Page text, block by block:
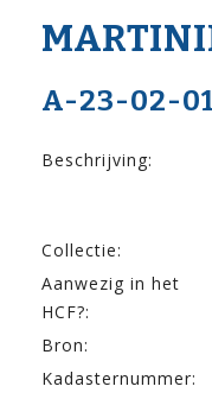
A-23-02-
Beschrijving:
Collectie:
Aanwezig in het
HCF?:
Bron:
Kadasternummer: